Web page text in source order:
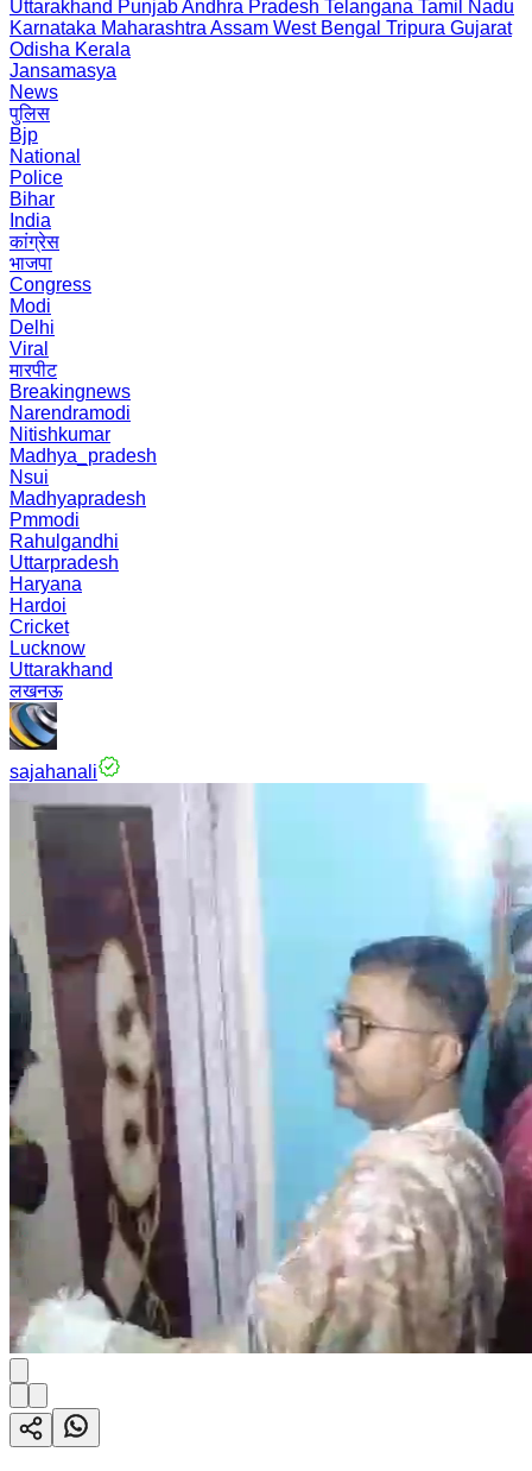
Uttarakhand PunjabAndhra Pradesh Telangana Tamil Nadu
Karnataka Maharashtra Assam West Bengal Tripura Gujarat
Odisha Kerala
Jansamasya
News
पुलिस
Bjp
National
Police
Bihar
India
कांग्रेस
भाजपा
Congress
Modi
Delhi
Viral
मारपीट
Breakingnews
Narendramodi
Nitishkumar
Madhya_pradesh
Nsui
Madhyapradesh
Pmmodi
Rahulgandhi
Uttarpradesh
Haryana
Hardoi
Cricket
Lucknow
Uttarakhand
लखनऊ
sajahanali